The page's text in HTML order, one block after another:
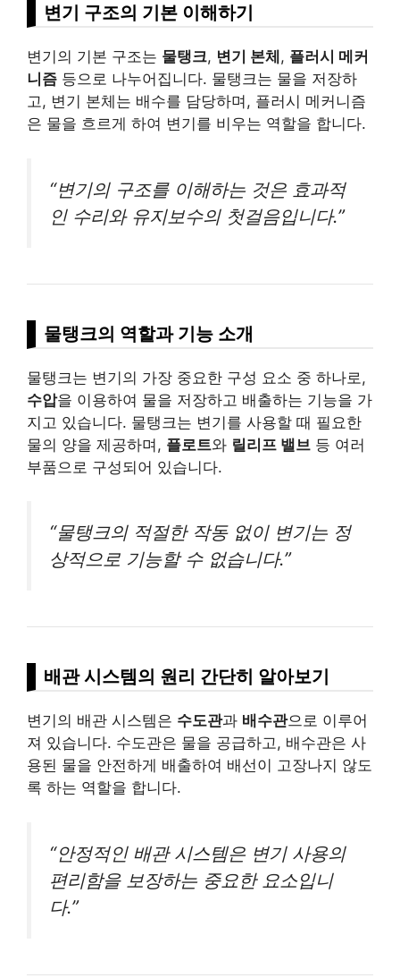
변기 구조의 기본 이해하기
변기의 기본 구조는 물탱크, 변기 본체 , 플러시 메커
니즘 등으로 나누어집니다. 물탱크는 물을 저장하
고, 변기 본체는 배수를 담당하며, 플러시 메커니즘
은 물을 흐르게 하여 변기를 비우는 역할을 합니다.
“변기의 구조를 이해하는 것은 효과적
인 수리와 유지보수의 첫걸음입니다.”
물탱크의 역할과 기능 소개
물탱크는 변기의 가장 중요한 구성 요소 중 하나로,
수압을 이용하여 물을 저장하고 배출하는 기능을 가
지고 있습니다. 물탱크는 변기를 사용할 때 필요한
물의 양을 제공하며, 플로트와 릴리프 밸브 등 여러
부품으로 구성되어 있습니다.
“물탱크의 적절한 작동 없이 변기는 정
상적으로 기능할 수 없습니다.”
배관 시스템의 원리 간단히 알아보기
변기의 배관 시스템은 수도관과 배수관으로 이루어
져 있습니다. 수도관은 물을 공급하고, 배수관은 사
용된 물을 안전하게 배출하여 배선이 고장나지 않도
록 하는 역할을 합니다.
“안정적인 배관 시스템은 변기 사용의
편리함을 보장하는 중요한 요소입니
다.”